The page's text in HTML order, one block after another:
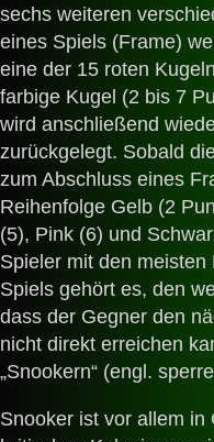
sechs weiteren
eines Spiels (Frame)
eine der 15 roten
farbige Kugel (2 bis 7
wird anschließend
zurückgelegt. Sobald
zum Abschluss eines
Reihenfolge Gelb (2
(5), Pink (6) und
Spieler mit den
Spiels gehört es, den
dass der Gegner den
nicht direkt erreichen
„Snookern“ (engl.
Snooker ist vor allem